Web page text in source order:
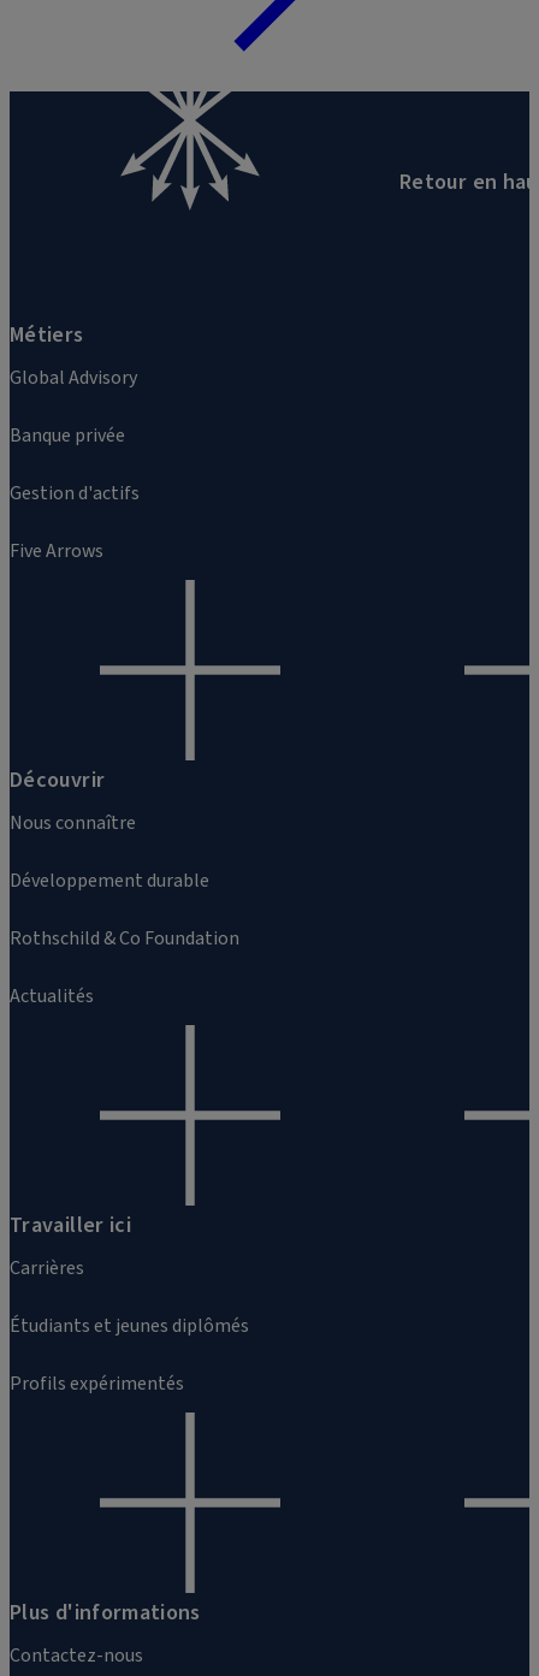
Métiers
Global Advisory
Banque privée
Gestion d'actifs
Five Arrows
Découvrir
Nous connaître
Développement durable
Rothschild & Co Foundation
Actualités
Travailler ici
Carrières
Étudiants et jeunes diplômés
Profils expérimentés
Plus d'informations
Contactez-nous
Retour en